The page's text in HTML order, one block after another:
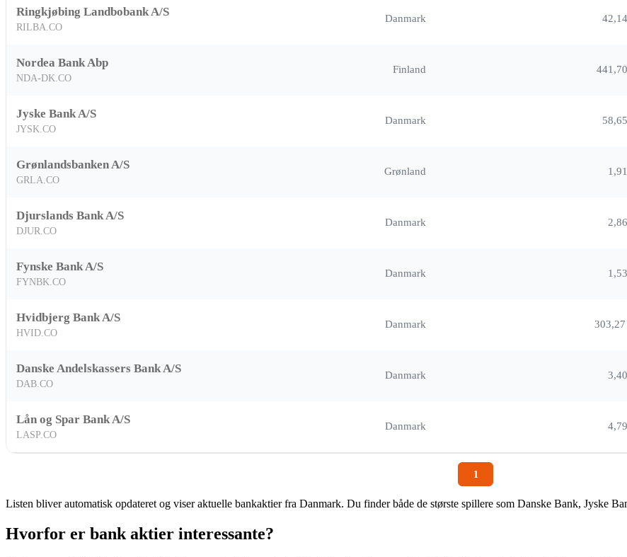
Ringkjøbing Landbobank A/S
RILBA.CO
Danmark
Nordea Bank Abp
NDA-DK.CO
Finland
Jyske Bank A/S
JYSK.CO
Danmark
Grønlandsbanken A/S
GRLA.CO
Grønland
Djurslands Bank A/S
DJUR.CO
Danmark
Fynske Bank A/S
FYNBK.CO
Danmark
Hvidbjerg Bank A/S
HVID.CO
Danmark
Danske Andelskassers Bank A/S
DAB.CO
Danmark
Lån og Spar Bank A/S
LASP.CO
Danmark
1
Listen bliver automatisk opdateret og viser aktuelle bankaktier fra Danmark. Du finder både de største spillere som Danske Bank, Jyske
Hvorfor er bank aktier interessante?